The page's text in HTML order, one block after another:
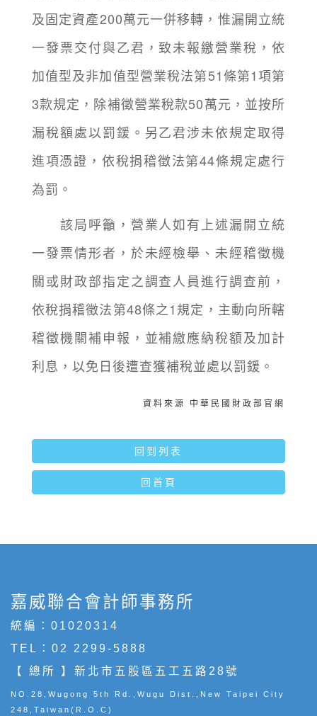
及固定資產200萬元一併移轉，惟漏開立統
一發票交付與乙君，致未報繳營業稅，依
加值型及非加值型營業稅法第51條第1項第
3款規定，除補徵營業稅款50萬元，並按所
漏稅額處以罰鍰。另乙君涉未依規定取得
進項憑證，依稅捐稽徵法第44條規定處行
為罰。
該局呼籲，營業人如有上述漏開立統
一發票情形者，於未經檢舉、未經稽徵機
關或財政部指定之調查人員進行調查前，
依稅捐稽徵法第48條之1規定，主動向所轄
稽徵機關補申報，並補繳應納稅額及加計
利息，以免日後遭查獲補稅並處以罰鍰。
資料來源 中華民國財政部官網
回到列表
回首頁
嘉威聯合會計師事務所
統編：01020314
TEL： 02 2299-5888
【 總所 】新北市五股區五工五路28號
NO.28,Wugong 5th Rd.,Wugu Dist.,New Taipei City
248,Taiwan(R.O.C)